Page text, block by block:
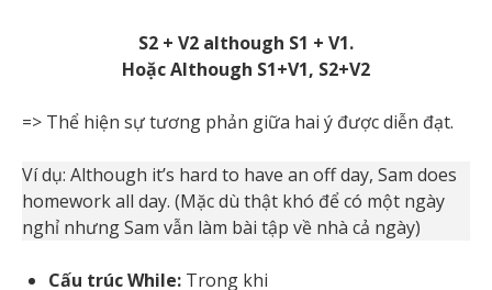
S2 + V2 although S1 + V1.
Hoặc Although S1+V1, S2+V2
=> Thể hiện sự tương phản giữa hai ý được diễn đạt.
Ví dụ: Although it’s hard to have an off day, Sam does
homework all day. (Mặc dù thật khó để có một ngày
nghỉ nhưng Sam vẫn làm bài tập về nhà cả ngày)
Cấu trúc While: Trong khi